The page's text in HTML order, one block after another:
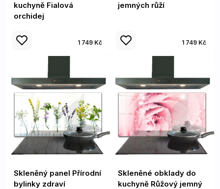
kuchyně Fialová
orchidej
1 749 Kč
jemných růží
1 749 Kč
Skleněný panel Přírodní
bylinky zdraví
Skleněné obklady do
kuchyně Růžový jemný